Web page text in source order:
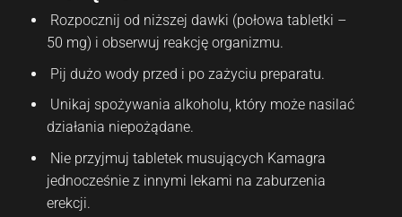
Rozpocznij od niższej dawki (połowa tabletki –
50 mg) i obserwuj reakcję organizmu.
Pij dużo wody przed i po zażyciu preparatu.
Unikaj spożywania alkoholu, który może nasilać
działania niepożądane.
Nie przyjmuj tabletek musujących Kamagra
jednocześnie z innymi lekami na zaburzenia
erekcji.